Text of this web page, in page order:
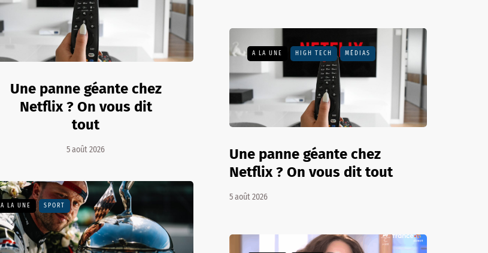
Une panne géante chez
Netflix ? On vous dit
tout
5 août 2026
A LA UNE SPORT
A LA UNE HIGH TECH MÉDIAS
Une panne géante chez
Netflix ? On vous dit tout
5 août 2026